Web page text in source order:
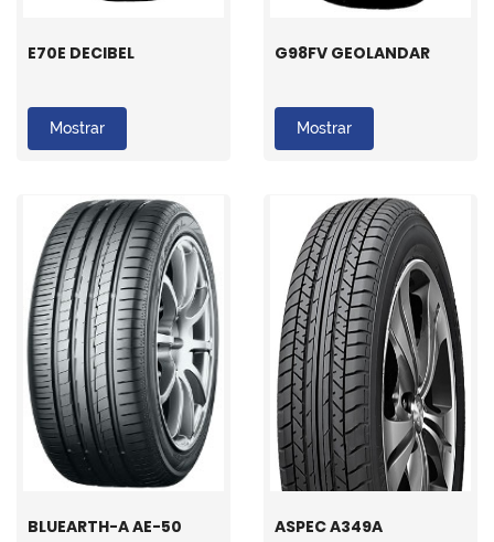
E70E DECIBEL
Mostrar
G98FV GEOLANDAR
Mostrar
BLUEARTH-A AE-50 ASPEC A349A